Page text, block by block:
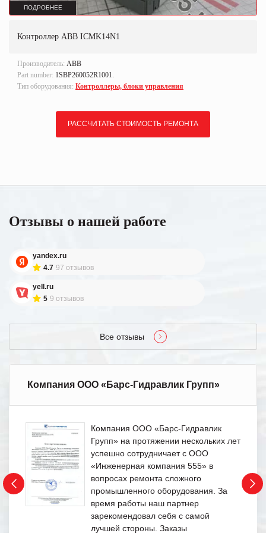
ПОДРОБНЕЕ
Контроллер ABB ICMK14N1
Производитель: ABB
Part number: 1SBP260052R1001.
Тип оборудования: Контроллеры, блоки управления
РАССЧИТАТЬ СТОИМОСТЬ РЕМОНТА
Отзывы о нашей работе
yandex.ru
4.7 97 отзывов
yell.ru
5 9 отзывов
Все отзывы
Компания ООО «Барс-Гидравлик Групп»
Компания ООО «Барс-Гидравлик
Групп» на протяжении нескольких лет
успешно сотрудничает с ООО
«Инженерная компания 555» в
вопросах ремонта сложного
промышленного оборудования. За
время работы наш партнер
зарекомендовал себя с самой
лучшей стороны. Заказы